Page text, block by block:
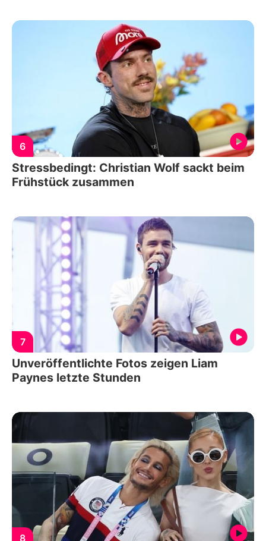
6
Stressbedingt: Christian Wolf sackt beim
Frühstück zusammen
7
Unveröffentlichte Fotos zeigen Liam
Paynes letzte Stunden
8